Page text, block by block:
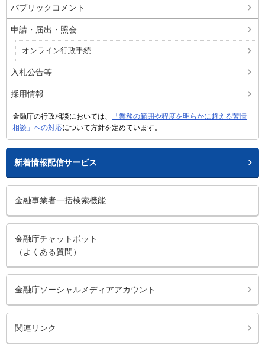
パブリックコメント
申請・届出・照会
オンライン行政手続
入札公告等
採用情報
金融庁の行政相談においては、
「業務の範囲や程度を明らかに超える苦情
相談」への対応について方針を定めています。
新着情報配信サービス
金融事業者一括検索機能
金融庁チャットボット
（よくある質問）
金融庁ソーシャルメディアアカウント
関連リンク